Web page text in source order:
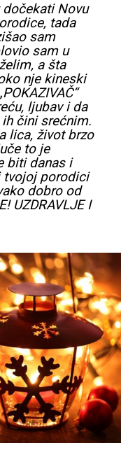
dočekatiNovu
, tada
sam
samu
želim, a šta
nje kineski
POKAZIVAČ“
, ljubav i da
čini srećnim.
lica, život brzo
to je
bitidanasi
tvojojporodici
dobro od
UZDRAVLJEI